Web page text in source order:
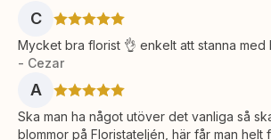
C
Mycket bra florist 👌 enkelt att stanna med
- Cezar
A
Ska man ha något utöver det vanliga så
blommor på Floristateljén, här får man helt